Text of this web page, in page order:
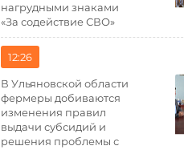
нагрудными знаками
«За содействие СВО»
12:26
В Ульяновской области
фермеры добиваются
изменения правил
выдачи субсидий и
решения проблемы с